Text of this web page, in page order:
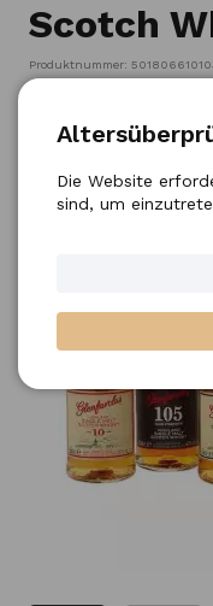
Scotch
Produktnummer:
Die Website
sind, um